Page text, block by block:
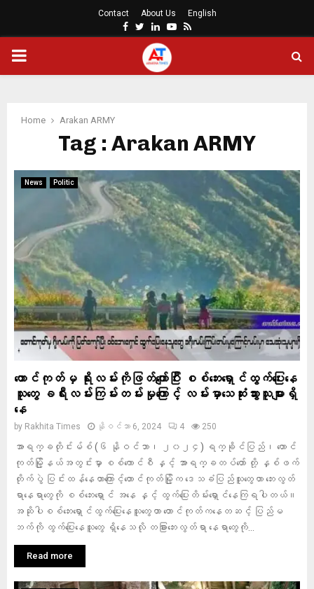
Contact About Us English
Facebook
Twitter
LinkedinYoutube
Rss
PRIMARY
Home Arakan ARMY
Tag : Arakan ARMY
News Politic
တောင်ကုတ်မှ ရိုးလမ်းကိုဖြတ်ကျော်ပြီး စစ်ဘေးရှောင်ထွက်ပြေးနေ
သူတွေ ခရီးလမ်းကြမ်းတမ်းမှုကြောင့် လမ်းမှာသေဆုံးသွားသူများရှိ
နေ
by Rakhita Times နိုဝင်ဘာ 6, 2024 4 250
အာရက္ခတိုင်းမ်စ် (၆ နိုဝင်ဘာ၊ ၂၀၂၄) ရက္ခိုင်ပြည်၊ တောင်
ကုတ်မြို့နယ်အတွင်းမှာ စစ်ကောင်စီ နှင့် အာရက္ခတပ်တော် တို့ နှစ်ဖက်
တိုက်ပွဲ ပြင်းထန်နေတာကြောင့်တောင်ကုတ်မြို့က ဒေသခံပြည်သူတွေဟာ ဘေးလွတ်
ရာနေရာတွေကို စစ်ဘေးရှောင် အနေ နှင့် ထွက်ပြေးတိမ်းရှောင်နေကြရပါတယ်။
အဆိုပါစစ်ဘေးရှောင်ထွက်ပြေးနေသူတွေဟာ တောင်ကုတ်ကနေတဆင့် ပြည်မ
ဘက်ကို ထွက်ပြေးနေသူတွေ ရှိနေသလို တခြားဘေးလွတ်ရာ နေရာတွေကို...
Read more